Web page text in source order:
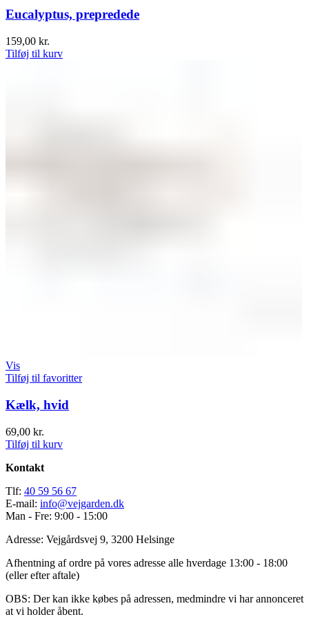
Eucalyptus, prepredede
159,00 kr.
Tilføj til kurv
Vis
Tilføj til favoritter
Kælk, hvid
69,00 kr.
Tilføj til kurv
Kontakt
Tlf: 40 59 56 67
E-mail: info@vejgarden.dk
Man - Fre: 9:00 - 15:00
Adresse: Vejgårdsvej 9, 3200 Helsinge
Afhentning af ordre på vores adresse alle hverdage 13:00 - 18:00
(eller efter aftale)
OBS: Der kan ikke købes på adressen, medmindre vi har annonceret
at vi holder åbent.